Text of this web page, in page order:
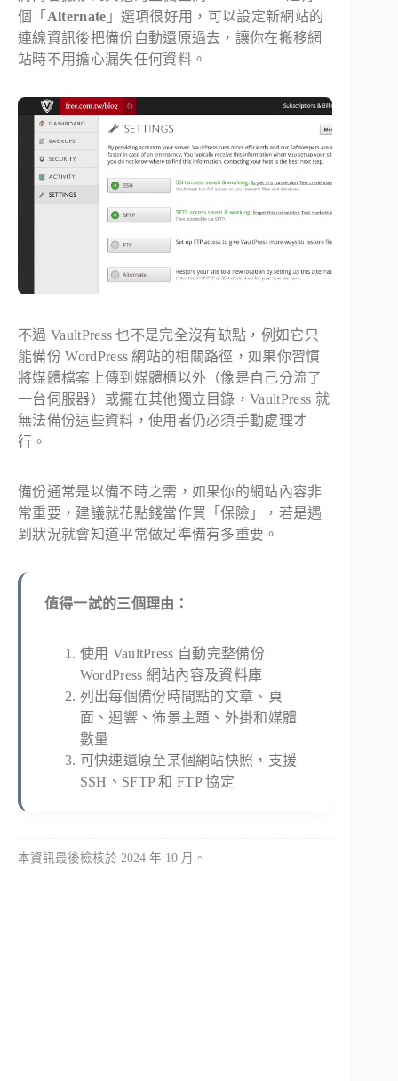
個「 Alternate 」選項很好用，可以設定新網站的
連線資訊後把備份自動還原過去，讓你在搬移網
站時不用擔心漏失任何資料。
不過 VaultPress 也不是完全沒有缺點，例如它只
能備份 WordPress 網站的相關路徑，如果你習慣
將媒體檔案上傳到媒體櫃以外（像是自己分流了
一台伺服器）或擺在其他獨立目錄，VaultPress 就
無法備份這些資料，使用者仍必須手動處理才
行。
備份通常是以備不時之需，如果你的網站內容非
常重要，建議就花點錢當作買「保險」，若是遇
到狀況就會知道平常做足準備有多重要。
值得一試的三個理由：
使用 VaultPress 自動完整備份
WordPress 網站內容及資料庫
列出每個備份時間點的文章、頁
面、迴響、佈景主題、外掛和媒體
數量
可快速還原至某個網站快照，支援
SSH、SFTP 和 FTP 協定
本資訊最後檢核於 2024 年 10 月。